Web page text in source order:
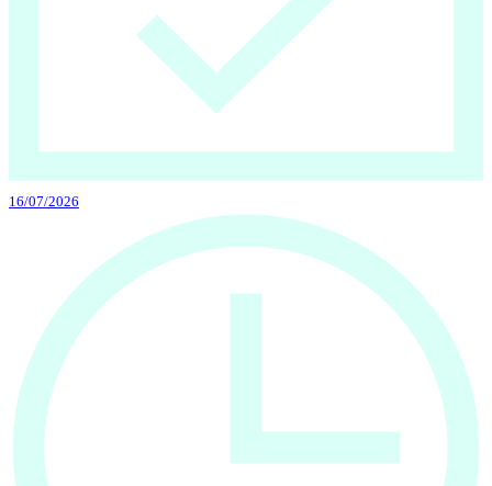
16/07/2026